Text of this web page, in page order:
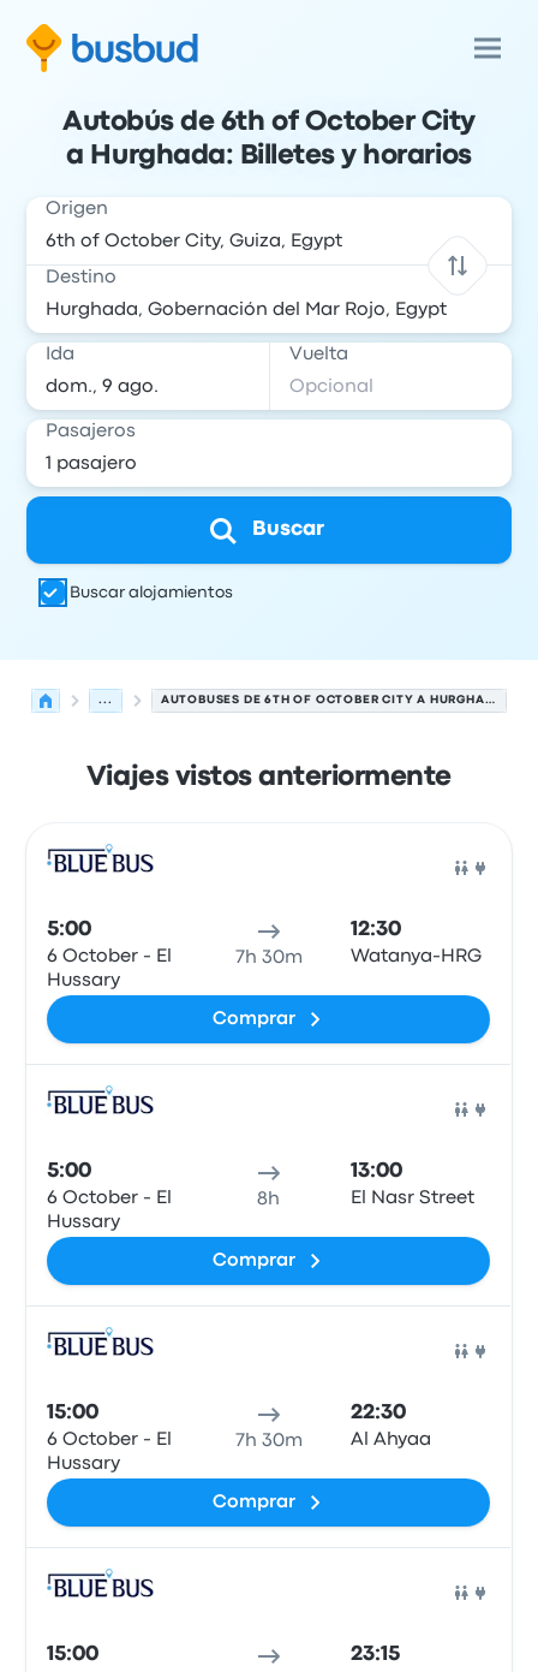
Autobús de 6th of October City
a Hurghada: Billetes y horarios
Origen
Destino
Ida Vuelta
Pasajeros
Buscar
Buscar alojamientos
... AUTOBUSES DE 6TH OF OCTOBER CITY A HURGHADA
Viajes vistos anteriormente
5:00
6 October - El
Hussary
7h 30m
12:30
Watanya-HRG
Comprar
5:00
6 October - El
Hussary
8h
13:00
El Nasr Street
Comprar
15:00
6 October - El
Hussary
7h 30m
22:30
Al Ahyaa
Comprar
15:00 23:15